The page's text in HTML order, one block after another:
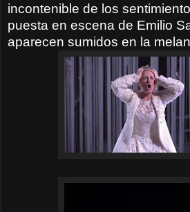
incontenible de los
puesta en escena de Emilio
aparecen sumidos en la